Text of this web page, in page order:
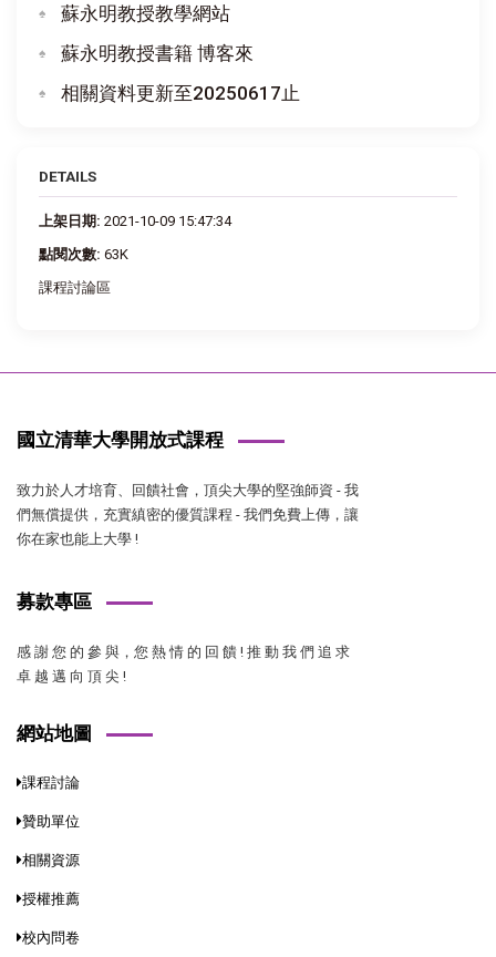
蘇永明教授教學網站
蘇永明教授書籍 博客來
相關資料更新至20250617止
DETAILS
上架日期: 2021-10-09 15:47:34
點閱次數: 63K
課程討論區
國立清華大學開放式課程
致力於人才培育、回饋社會，頂尖大學的堅強師資 - 我
們無償提供，充實縝密的優質課程 - 我們免費上傳，讓
你在家也能上大學 !
募款專區
感 謝 您 的 參 與，您 熱 情 的 回 饋 ! 推 動 我 們 追 求
卓 越 邁 向 頂 尖 !
網站地圖
課程討論
贊助單位
相關資源
授權推薦
校內問卷